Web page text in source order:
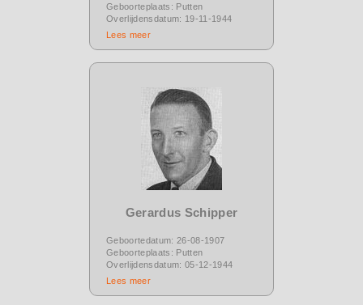
Geboorteplaats: Putten
Overlijdensdatum: 19-11-1944
Lees meer
Gerardus Schipper
Geboortedatum: 26-08-1907
Geboorteplaats: Putten
Overlijdensdatum: 05-12-1944
Lees meer